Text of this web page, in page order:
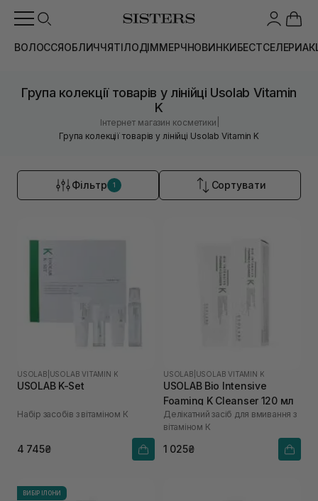
ВОЛОССЯОБЛИЧЧЯТІЛОДІММЕРЧНОВИНКИБЕСТСЕЛЕРИ
Група колекції товарів у лінійці Usolab Vitamin
K
Інтернет магазин косметики
Група колекції товарів у лінійці Usolab Vitamin K
Фільтр 1 Сортувати
USOLAB USOLAB VITAMIN K
USOLAB K-Set
Набір засобів з вітаміном К
4 745₴
USOLAB USOLAB VITAMIN K
USOLAB Bio Intensive
Foaming K Cleanser 120 мл
Делікатний засіб для вмивання з
вітаміном К
1 025₴
ВИБІР ІЛОНИ